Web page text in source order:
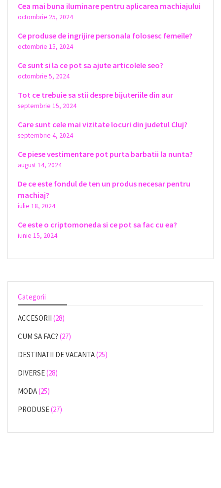
Cea mai buna iluminare pentru aplicarea machiajului
octombrie 25, 2024
Ce produse de ingrijire personala folosesc femeile?
octombrie 15, 2024
Ce sunt si la ce pot sa ajute articolele seo?
octombrie 5, 2024
Tot ce trebuie sa stii despre bijuteriile din aur
septembrie 15, 2024
Care sunt cele mai vizitate locuri din judetul Cluj?
septembrie 4, 2024
Ce piese vestimentare pot purta barbatii la nunta?
august 14, 2024
De ce este fondul de ten un produs necesar pentru
machiaj?
iulie 18, 2024
Ce este o criptomoneda si ce pot sa fac cu ea?
iunie 15, 2024
Categorii
ACCESORII (28)
CUM SA FAC? (27)
DESTINATII DE VACANTA(25)
DIVERSE(28)
MODA(25)
PRODUSE(27)